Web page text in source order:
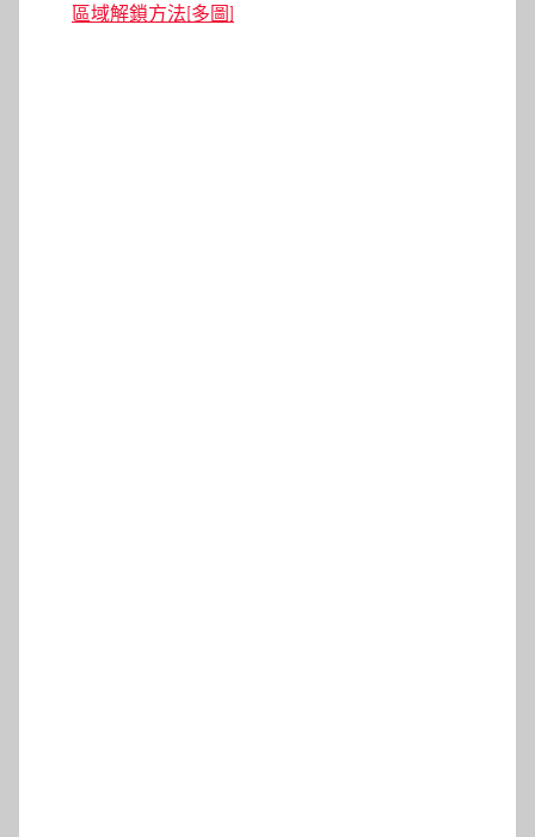
區域解鎖方法[多圖]